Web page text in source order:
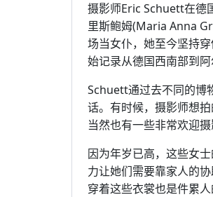
摄影师Eric Schuett在德
里斯鲍姆(Maria Anna
场当女仆，她至今坚持
始记录从德国西南部到阿
Schuett通过去不同的博
话。有时候，摄影师想
当然也有一些非常欢迎摄
因为年岁已高，这些女
力让她们需要靠家人的
穿着这些衣裳也是件累